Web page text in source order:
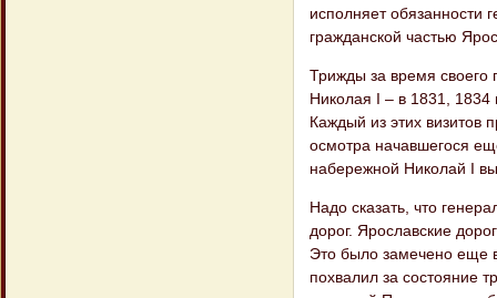
исполняет обязанности
гражданской частью
Трижды за время своего
Николая I – в 1831,
Каждый из этих визитов
осмотра начавшегося
набережной Николай I
Надо сказать, что
дорог. Ярославские
Это было замечено еще
похвалил за состояние